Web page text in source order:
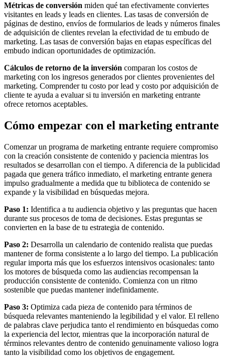
Métricas de conversión miden qué tan efectivamente conviertes
visitantes en leads y leads en clientes. Las tasas de conversión de
páginas de destino, envíos de formularios de leads y números finales
de adquisición de clientes revelan la efectividad de tu embudo de
marketing. Las tasas de conversión bajas en etapas específicas del
embudo indican oportunidades de optimización.
Cálculos de retorno de la inversión comparan los costos de
marketing con los ingresos generados por clientes provenientes del
marketing. Comprender tu costo por lead y costo por adquisición de
cliente te ayuda a evaluar si tu inversión en marketing entrante
ofrece retornos aceptables.
Cómo empezar con el marketing entrante
Comenzar un programa de marketing entrante requiere compromiso
con la creación consistente de contenido y paciencia mientras los
resultados se desarrollan con el tiempo. A diferencia de la publicidad
pagada que genera tráfico inmediato, el marketing entrante genera
impulso gradualmente a medida que tu biblioteca de contenido se
expande y la visibilidad en búsquedas mejora.
Paso 1: Identifica a tu audiencia objetivo y las preguntas que hacen
durante sus procesos de toma de decisiones. Estas preguntas se
convierten en la base de tu estrategia de contenido.
Paso 2: Desarrolla un calendario de contenido realista que puedas
mantener de forma consistente a lo largo del tiempo. La publicación
regular importa más que los esfuerzos intensivos ocasionales: tanto
los motores de búsqueda como las audiencias recompensan la
producción consistente de contenido. Comienza con un ritmo
sostenible que puedas mantener indefinidamente.
Paso 3: Optimiza cada pieza de contenido para términos de
búsqueda relevantes manteniendo la legibilidad y el valor. El relleno
de palabras clave perjudica tanto el rendimiento en búsquedas como
la experiencia del lector, mientras que la incorporación natural de
términos relevantes dentro de contenido genuinamente valioso logra
tanto la visibilidad como los objetivos de engagement.